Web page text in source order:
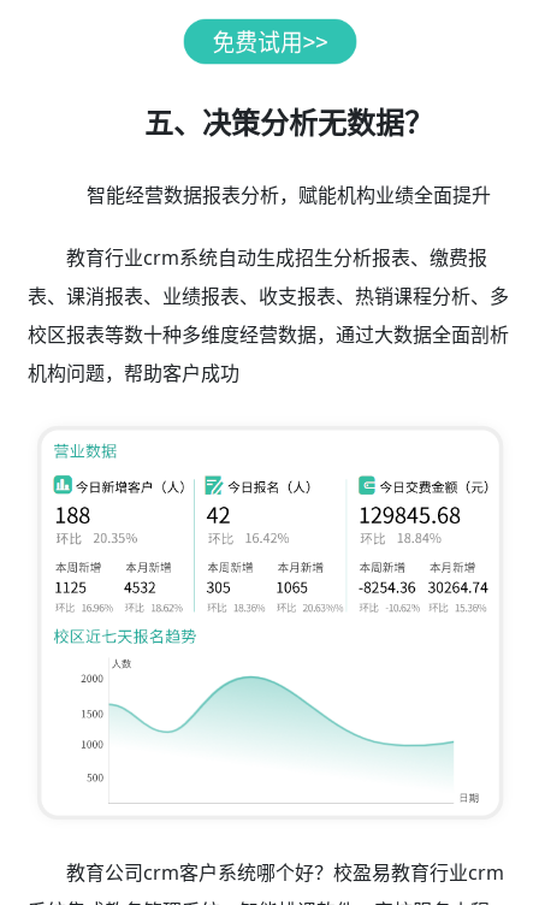
五、决策分析无数据？
智能经营数据报表分析，赋能机构业绩全面提升
教育行业crm系统自动生成招生分析报表、缴费报
表、课消报表、业绩报表、收支报表、热销课程分析、多
校区报表等数十种多维度经营数据，通过大数据全面剖析
机构问题，帮助客户成功
教育公司crm客户系统哪个好？校盈易教育行业crm